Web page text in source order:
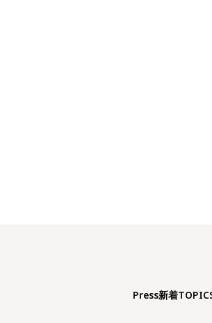
Press新着